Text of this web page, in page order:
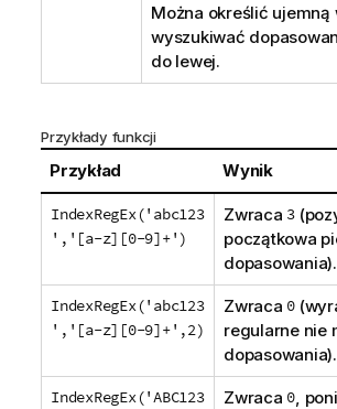
Można określić ujemną
wyszukiwać
do lewej.
Przykłady funkcji
Przykład Wynik
IndexRegEx('abc123
','[a-z][0-9]+')
Zwraca 3
początkowa
dopasowania).
IndexRegEx('abc123
','[a-z][0-9]+',2)
Zwraca 0
regularne nie
dopasowania).
IndexRegEx('ABC123
Zwraca 0 ,